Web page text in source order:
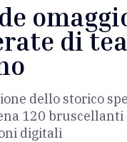
di
dello storico
120 bruscellanti
digitali